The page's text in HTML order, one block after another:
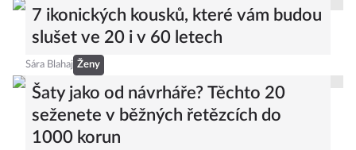
7 ikonických kousků, které vám budou
slušet ve 20 i v 60 letech
Sára Blahaj Ženy
Šaty jako od návrháře? Těchto 20
seženete v běžných řetězcích do
1000 korun